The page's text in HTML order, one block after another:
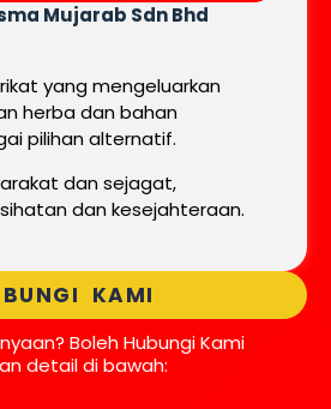
Mujarab Sdn Bhd
yang mengeluarkan
herba dan bahan
pilihan alternatif.
dan sejagat,
dan kesejahteraan.
KAMI
Boleh Hubungi Kami
detail di bawah: